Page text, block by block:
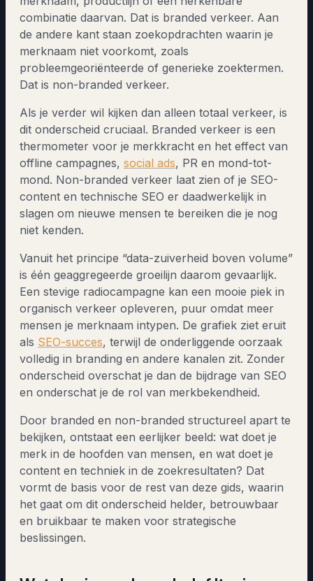
combinatie daarvan. Dat is branded verkeer. Aan
de andere kant staan zoekopdrachten waarin je
merknaam niet voorkomt, zoals
probleemgeoriënteerde of generieke zoektermen.
Dat is non-branded verkeer.
Als je verder wil kijken dan alleen totaal verkeer, is
dit onderscheid cruciaal. Branded verkeer is een
thermometer voor je merkkracht en het effect van
offline campagnes, social ads, PR en mond-tot-
mond. Non-branded verkeer laat zien of je SEO-
content en technische SEO er daadwerkelijk in
slagen om nieuwe mensen te bereiken die je nog
niet kenden.
Vanuit het principe “data-zuiverheid boven volume”
is één geaggregeerde groeilijn daarom gevaarlijk.
Een stevige radiocampagne kan een mooie piek in
organisch verkeer opleveren, puur omdat meer
mensen je merknaam intypen. De grafiek ziet eruit
als SEO-succes, terwijl de onderliggende oorzaak
volledig in branding en andere kanalen zit. Zonder
onderscheid overschat je dan de bijdrage van SEO
en onderschat je de rol van merkbekendheid.
Door branded en non-branded structureel apart te
bekijken, ontstaat een eerlijker beeld: wat doet je
merk in de hoofden van mensen, en wat doet je
content en techniek in de zoekresultaten? Dat
vormt de basis voor de rest van deze gids, waarin
het gaat om dit onderscheid helder, betrouwbaar
en bruikbaar te maken voor strategische
beslissingen.